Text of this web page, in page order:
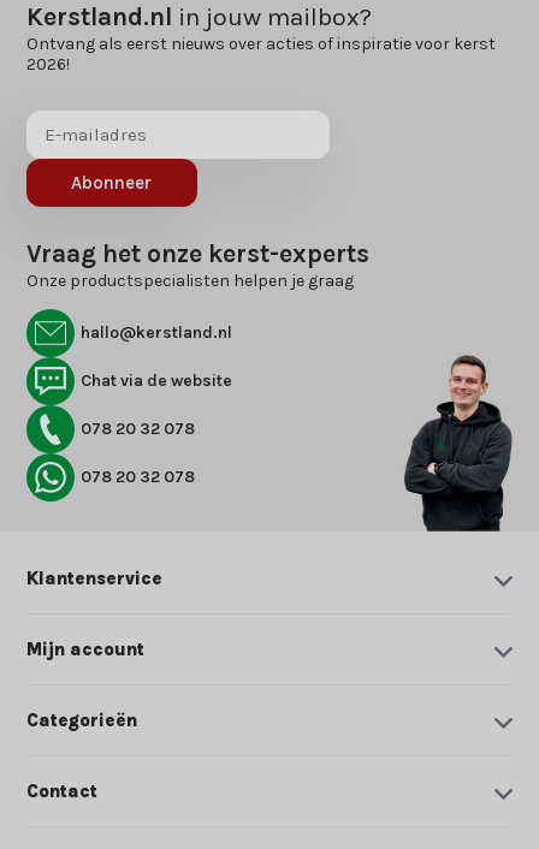
Kerstland.nl in jouw mailbox?
Ontvang als eerst nieuws over acties of inspiratie voor kerst
2026!
Abonneer
Vraag het onze kerst-experts
Onze productspecialisten helpen je graag
hallo@kerstland.nl
Chat via de website
078 20 32 078
078 20 32 078
Klantenservice
Mijn account
Categorieën
Contact